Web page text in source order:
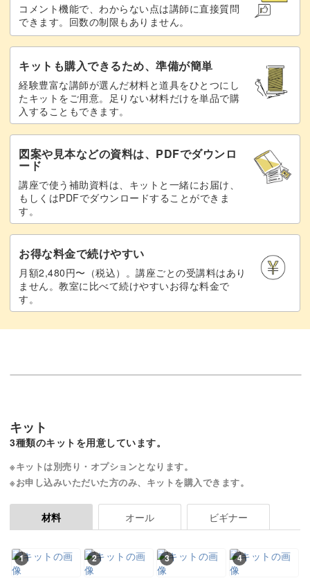
コメント機能で、わからない点は講師に直接質問
できます。回数の制限もありません。
キットも購入できるため、準備が簡単
経験豊富な講師が選んだ材料と道具をひとつにし
たキットをご用意。足りない材料だけを単品で購
入することもできます。
図案や見本などの資料は、PDFでダウンロ
ード
講座で使う補助資料は、キットと一緒にお届け、
もしくはPDFでダウンロードすることができま
す。
お得な料金で続けやすい
月額2,480円〜（税込）。講座ごとの受講料はあり
ません。教室に比べて続けやすいお得な料金で
す。
キット
3種類のキットを用意しています。
※キットは別売り・オプションとなります。
※お申し込みいただいた方のみ、キットを購入できます。
材料 オール ビギナー
1 2 3 4